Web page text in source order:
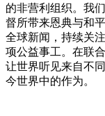
的非营利组织。我
督所带来恩典与和
全球新闻，持续关
项公益事工。在联
让世界听见来自不
今世界中的作为。